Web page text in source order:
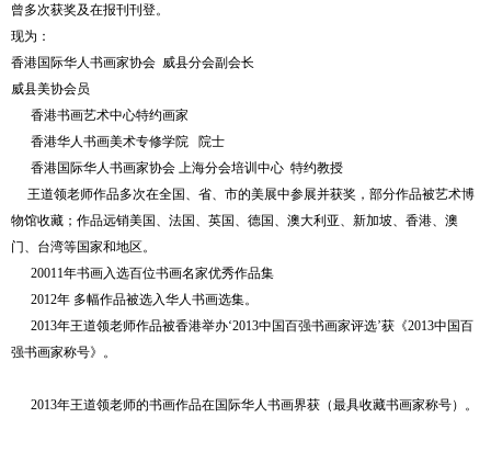
曾多次获奖及在报刊刊登。
现为：
香港国际华人书画家协会 威县分会副会长
威县美协会员
香港书画艺术中心特约画家
香港华人书画美术专修学院
院士
香港国际华人书画家协会 上海分会培训中心 特约教授
王道领老师作品多次在全国、省、市的美展中参展并获奖，部分作品被艺术博
物馆收藏；作品远销美国、法国、英国、德国、澳大利亚、新加坡、香港、澳
门、台湾等国家和地区。
20011年书画入选百位书画名家优秀作品集
2012年 多幅作品被选入华人书画选集。
2013年王道领老师作品被香港举办‘2013中国百强书画家评选’获《2013中国百
强书画家称号》。
2013年王道领老师的书画作品在国际华人书画界获（最具收藏书画家称号）。